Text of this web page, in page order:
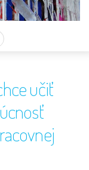
učiť